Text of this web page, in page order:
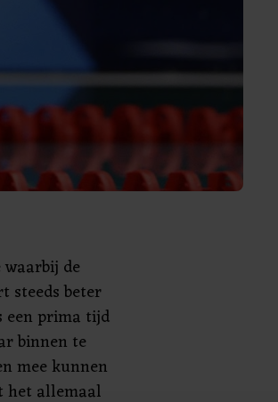
waarbij de
steeds beter
een prima tijd
binnen te
mee kunnen
het allemaal